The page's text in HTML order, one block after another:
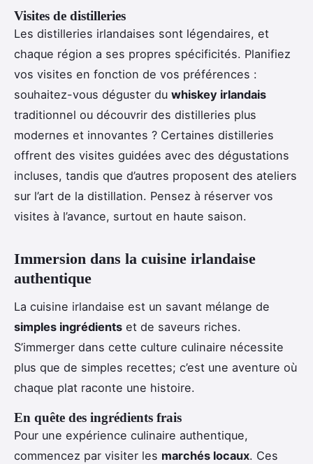
Visites de distilleries
Les distilleries irlandaises sont légendaires, et
chaque région a ses propres spécificités. Planifiez
vos visites en fonction de vos préférences :
souhaitez-vous déguster du whiskey irlandais
traditionnel ou découvrir des distilleries plus
modernes et innovantes ? Certaines distilleries
offrent des visites guidées avec des dégustations
incluses, tandis que d’autres proposent des ateliers
sur l’art de la distillation. Pensez à réserver vos
visites à l’avance, surtout en haute saison.
Immersion dans la cuisine irlandaise
authentique
La cuisine irlandaise est un savant mélange de
simples ingrédients et de saveurs riches.
S’immerger dans cette culture culinaire nécessite
plus que de simples recettes; c’est une aventure où
chaque plat raconte une histoire.
En quête des ingrédients frais
Pour une expérience culinaire authentique,
commencez par visiter les marchés locaux. Ces